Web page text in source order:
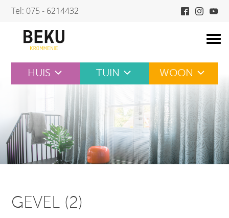
Skip
content
Tel: 075 - 6214432
HUIS TUIN WOON
GEVEL (2)